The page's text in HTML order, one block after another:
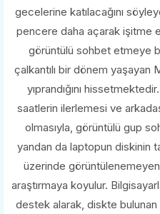
gecelerine katılacağını
pencere daha açarak işitme
görüntülü sohbet etmeye
çalkantılı bir dönem
yıprandığını
saatlerin ilerlemesi ve
olmasıyla, görüntülü gup
yandan da laptopun diskinin
üzerinde
araştırmaya koyulur.
destek alarak, diskte bulunan